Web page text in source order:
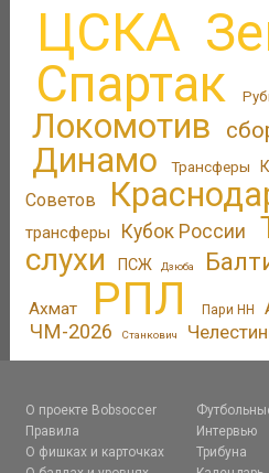
ЦСКА
Спартак
Локомотив
Динамо Трансферы
Советов
трансферы
Кубок России
слухи
ПСЖ Дзюба
Ахмат РПЛ Пари НН
ЧМ-2026 Станкович
О проекте Bobsoccer
Правила
О фишках и карточках
Интервью
Трибуна